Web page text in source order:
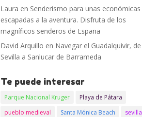
Laura en Senderismo para unas económicas
escapadas a la aventura. Disfruta de los
magníficos senderos de España
David Arquillo en Navegar el Guadalquivir, de
Sevilla a Sanlucar de Barrameda
Te puede interesar
Parque Nacional Kruger
Playa de Pátara
pueblo medieval
Santa Mónica Beach
sevilla